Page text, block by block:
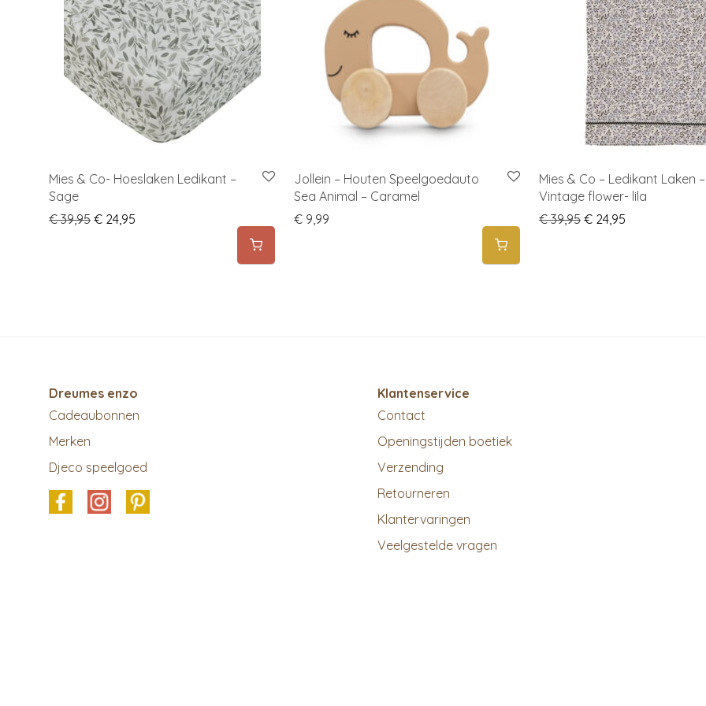
Mies & Co- Hoeslaken Ledikant –
Sage
€39,95 Original price was: € 39,95.
€ 24,95
Jollein – Houten Speelgoedauto
Sea Animal – Caramel
€ 9,99
Mies & Co – Ledikant Laken –
Vintage flower- lila
€39,95 Original price was: €
€ 24,95
Dreumes enzo
Cadeaubonnen
Merken
Djeco speelgoed
Klantenservice
Contact
Openingstijden boetiek
Verzending
Retourneren
Klantervaringen
Veelgestelde vragen